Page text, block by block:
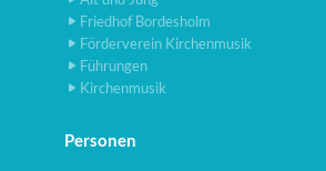
Friedhof Bordesholm
Förderverein Kirchenmusik
Führungen
Kirchenmusik
Personen